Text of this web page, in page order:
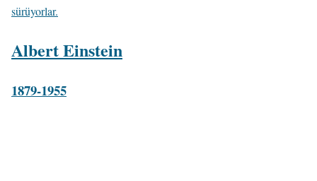
sürüyorlar.
Albert Einstein
1879-1955